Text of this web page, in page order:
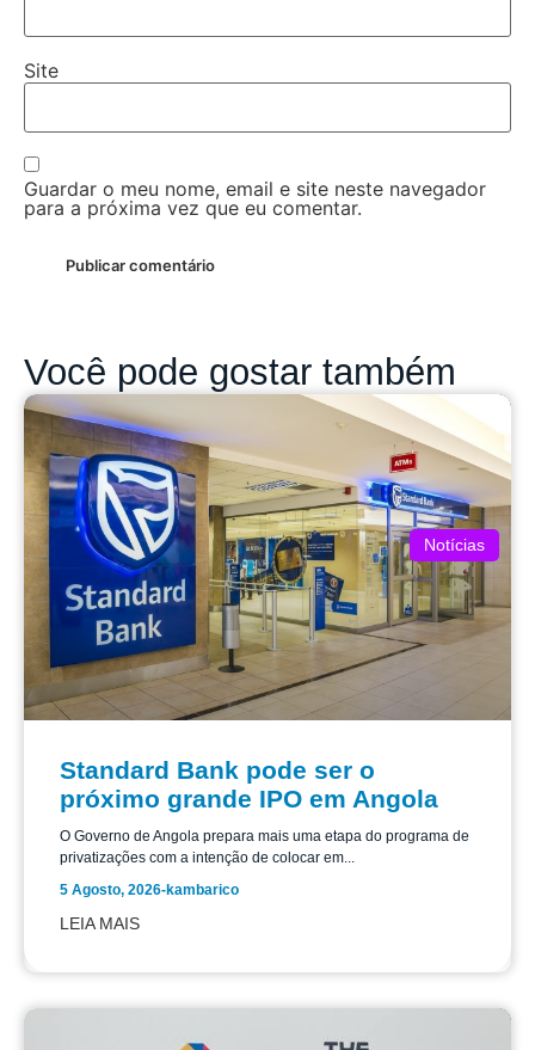
Site
Guardar o meu nome, email e site neste navegador
para a próxima vez que eu comentar.
Você pode gostar também
Notícias
Standard Bank pode ser o
próximo grande IPO em Angola
O Governo de Angola prepara mais uma etapa do programa de
privatizações com a intenção de colocar em...
5 Agosto, 2026-kambarico
LEIA MAIS